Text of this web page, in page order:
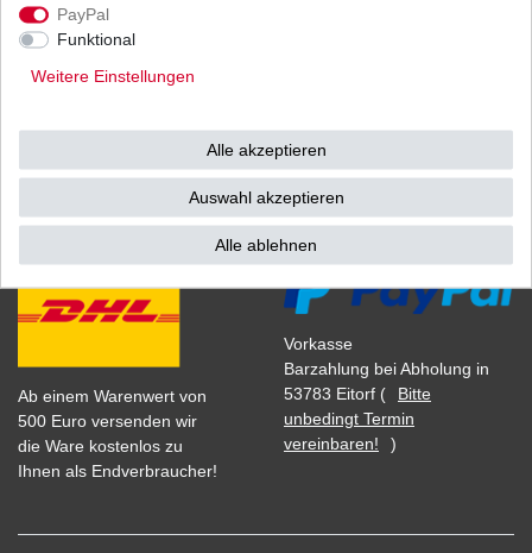
Ab einem Warenwert von
500 Euro versenden wir
die Ware kostenlos zu
Ihnen als Endverbraucher!
Bezahlarten
Vorkasse
Barzahlung bei Abholung in
53783 Eitorf (
Bitte
unbedingt Termin
vereinbaren!
)
PayPal
Funktional
Weitere Einstellungen
Alle akzeptieren
Auswahl akzeptieren
Alle ablehnen